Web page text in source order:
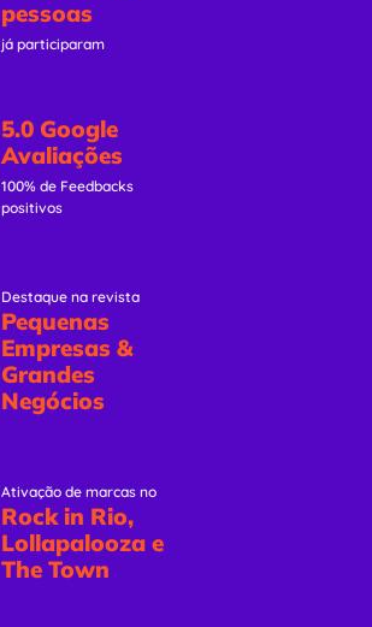
pessoas
já participaram
5.0 Google
Avaliações
100% de Feedbacks
positivos
Destaque na revista
Pequenas
Empresas &
Grandes
Negócios
Ativação de marcas no
Rock in Rio,
Lollapalooza e
The Town